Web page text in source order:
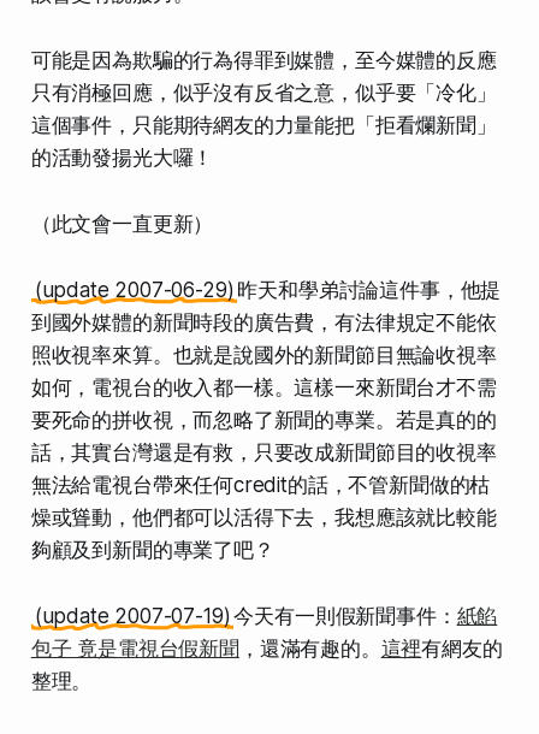
可能是因為欺騙的行為得罪到媒體，至今媒體的反應
只有消極回應，似乎沒有反省之意，似乎要「冷化」
這個事件，只能期待網友的力量能把「拒看爛新聞」
的活動發揚光大囉！
（此文會一直更新）
(update 2007-06-29) 昨天和學弟討論這件事，他提
到國外媒體的新聞時段的廣告費，有法律規定不能依
照收視率來算。也就是說國外的新聞節目無論收視率
如何，電視台的收入都一樣。這樣一來新聞台才不需
要死命的拼收視，而忽略了新聞的專業。若是真的的
話，其實台灣還是有救，只要改成新聞節目的收視率
無法給電視台帶來任何credit的話，不管新聞做的枯
燥或聳動，他們都可以活得下去，我想應該就比較能
夠顧及到新聞的專業了吧？
(update 2007-07-19)今天有一則假新聞事件： 紙餡
包子 竟是電視台假新聞 ，還滿有趣的。 這裡有網友的
整理。